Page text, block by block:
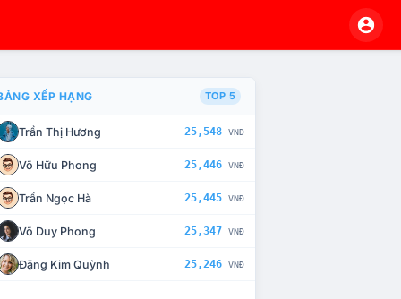
CHẾ TÀI XỬ LÝ VI PHẠM
XẾP HẠNG TOP 5
Trần Thị Hương 25,548 VNĐ
Võ Hữu Phong 25,446 VNĐ
Trần Ngọc Hà 25,445 VNĐ
Võ Duy Phong 25,347 VNĐ
Đặng Kim Quỳnh 25,246 VNĐ